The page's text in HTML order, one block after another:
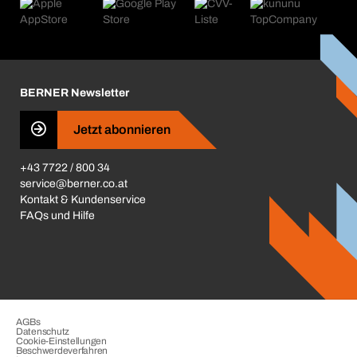
Kataloge & Broschüren
Was uns antreibt
Presse
Business Conduct
BERNER Newsletter
Jetzt abonnieren
+43 7722 / 800 34
service@berner.co.at
Kontakt & Kundenservice
FAQs und Hilfe
AGBs
Datenschutz
Cookie-Einstellungen
Beschwerdeverfahren